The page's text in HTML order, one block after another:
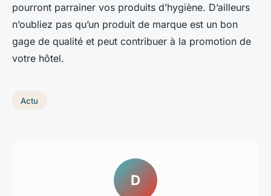
pourront parrainer vos produits d’hygiène. D’ailleurs
n’oubliez pas qu’un produit de marque est un bon
gage de qualité et peut contribuer à la promotion de
votre hôtel.
Actu
D